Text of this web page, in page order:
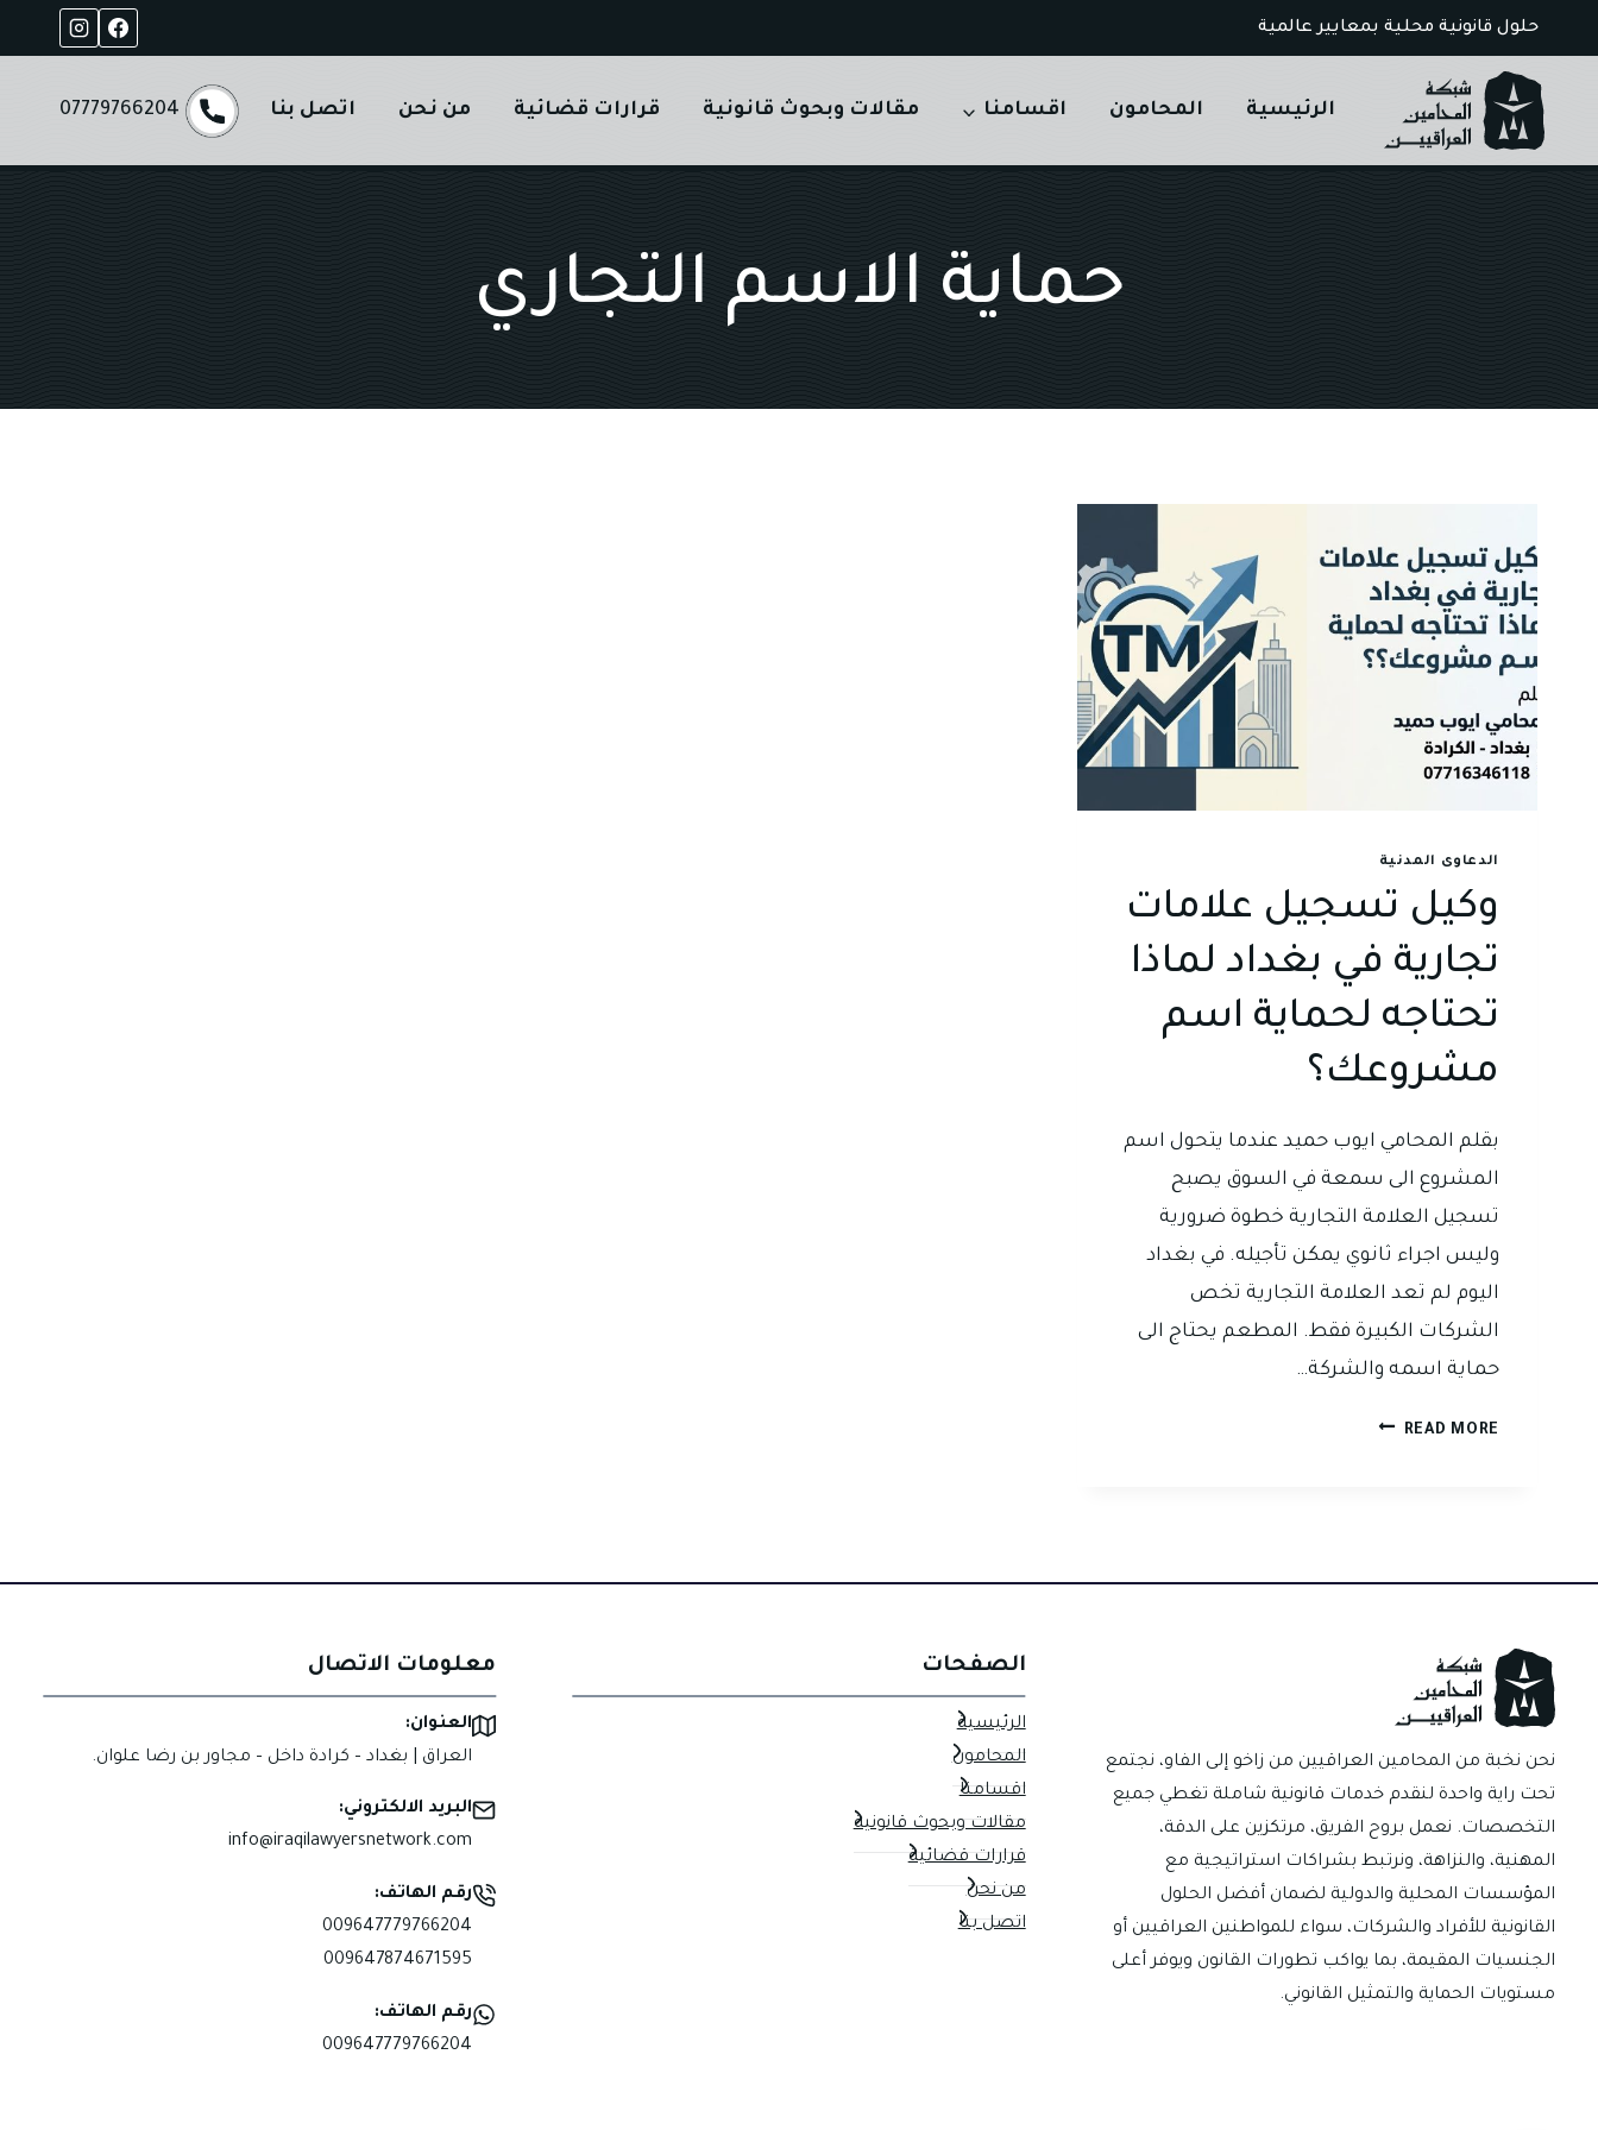
to
content
حلول قانونية محلية بمعايير عالمية
الرئيسية المحامون اقسامنا مقالات وبحوث قانونية قرارات قضائية من نحن اتصل بنا 07779766204
حماية الاسم التجاري
الدعاوى المدنية
وكيل تسجيل علامات
تجارية في بغداد لماذا
تحتاجه لحماية اسم
مشروعك؟
بقلم المحامي ايوب حميد عندما يتحول اسم
المشروع الى سمعة في السوق يصبح
تسجيل العلامة التجارية خطوة ضرورية
وليس اجراء ثانوي يمكن تأجيله. في بغداد
اليوم لم تعد العلامة التجارية تخص
الشركات الكبيرة فقط. المطعم يحتاج الى
حماية اسمه والشركة…
READ MORE وكيل
مشروعك؟
نحن نخبة من المحامين العراقيين من زاخو إلى الفاو، نجتمع
تحت راية واحدة لنقدم خدمات قانونية شاملة تغطي جميع
التخصصات. نعمل بروح الفريق، مرتكزين على الدقة،
المهنية، والنزاهة، ونرتبط بشراكات استراتيجية مع
المؤسسات المحلية والدولية لضمان أفضل الحلول
القانونية للأفراد والشركات، سواء للمواطنين العراقيين أو
الجنسيات المقيمة، بما يواكب تطورات القانون ويوفر أعلى
مستويات الحماية والتمثيل القانوني.
الصفحات
الرئيسية
المحامون
اقسامنا
مقالات وبحوث قانونية
قرارات قضائية
من نحن
اتصل بنا
معلومات الاتصال
العنوان:
العراق | بغداد – كرادة داخل – مجاور بن رضا علوان.
البريد الالكتروني:
info@iraqilawyersnetwork.com
رقم الهاتف:
009647779766204
009647874671595
رقم الهاتف:
009647779766204